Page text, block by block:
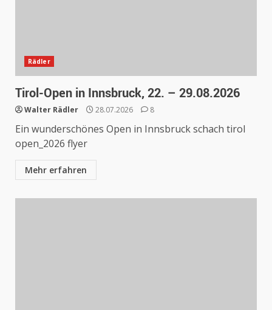
Rädler
Tirol-Open in Innsbruck, 22. – 29.08.2026
Walter Rädler 28.07.2026 8
Ein wunderschönes Open in Innsbruck schach tirol
open_2026 flyer
Mehr erfahren